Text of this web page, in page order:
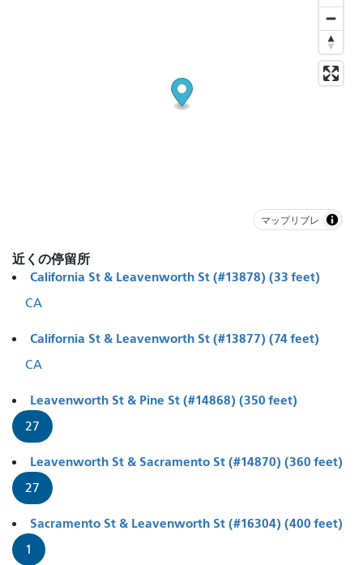
マップリブレ
近くの停留所
California St & Leavenworth St (#13878) (33 feet)
CA
California St & Leavenworth St (#13877) (74 feet)
CA
Leavenworth St & Pine St (#14868) (350 feet)
27
Leavenworth St & Sacramento St (#14870) (360 feet)
27
Sacramento St & Leavenworth St (#16304) (400 feet)
1